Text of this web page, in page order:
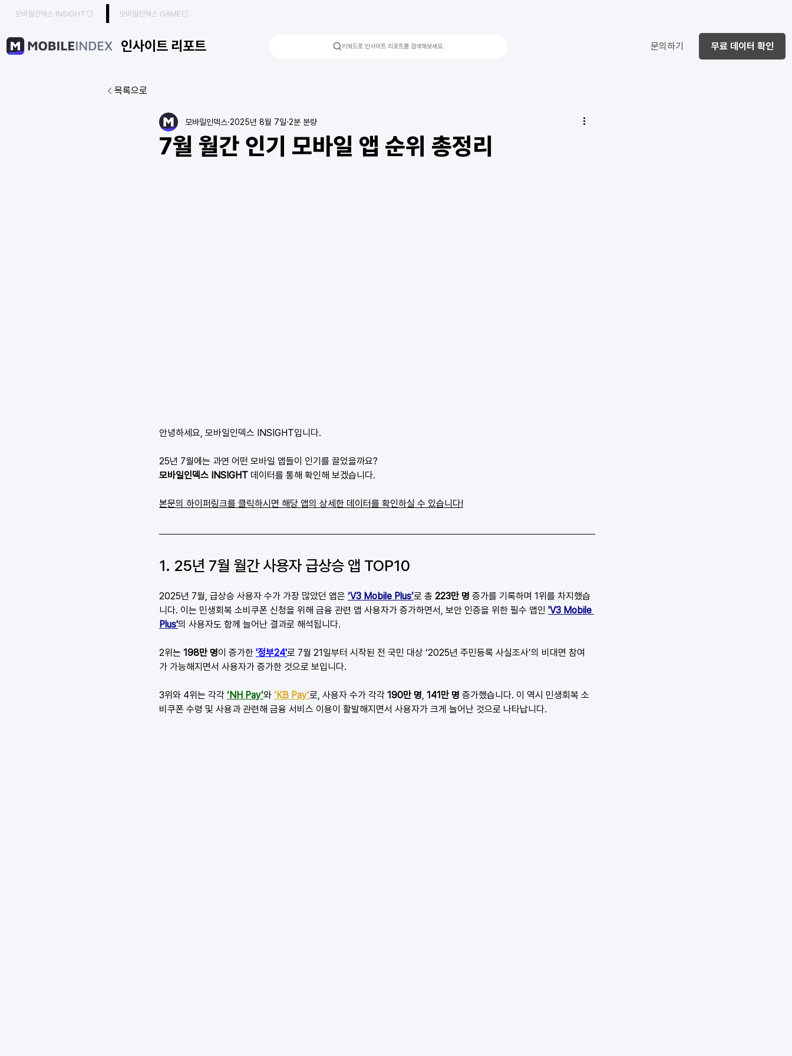
모바일인덱스 INSIGHT 모바일인덱스 GAME
인사이트 리포트 키워드로 인사이트 리포트를 검색해보세요. 문의하기 무료 데이터 확인
목록으로
7월 월간 인기 모바일 앱 순위 총정리
모바일인덱스 2025년 8월 7일 2분 분량
안녕하세요, 모바일인덱스 INSIGHT입니다.
25년 7월에는 과연 어떤 모바일 앱들이 인기를 끌었을까요?
모바일인덱스 INSIGHT 데이터를 통해 확인해 보겠습니다.
본문의 하이퍼링크를 클릭하시면 해당 앱의 상세한 데이터를 확인하실 수 있습니다!
1. 25년 7월 월간 사용자 급상승 앱 TOP10
2025년 7월, 급상승 사용자 수가 가장 많았던 앱은 ‘V3 Mobile Plus’로 총 223만 명 증가를 기록하며 1위를 차지했습
니다. 이는 민생회복 소비쿠폰 신청을 위해 금융 관련 앱 사용자가 증가하면서, 보안 인증을 위한 필수 앱인 'V3 Mobile
Plus'의 사용자도 함께 늘어난 결과로 해석됩니다.
2위는 198만 명이 증가한 '정부24'로 7월 21일부터 시작된 전 국민 대상 ‘2025년 주민등록 사실조사’의 비대면 참여
가 가능해지면서 사용자가 증가한 것으로 보입니다.
3위와 4위는 각각 ‘NH Pay’와 ‘KB Pay’로, 사용자 수가 각각 190만 명, 141만 명 증가했습니다. 이 역시 민생회복 소
비쿠폰 수령 및 사용과 관련해 금융 서비스 이용이 활발해지면서 사용자가 크게 늘어난 것으로 나타납니다.